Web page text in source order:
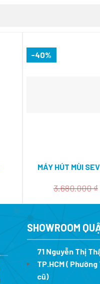
₫.
-40%
MÁY HÚT MÙI
3.680.000₫
SHOWROOM
71 Nguyễn Thị
TP.HCM (
cũ)